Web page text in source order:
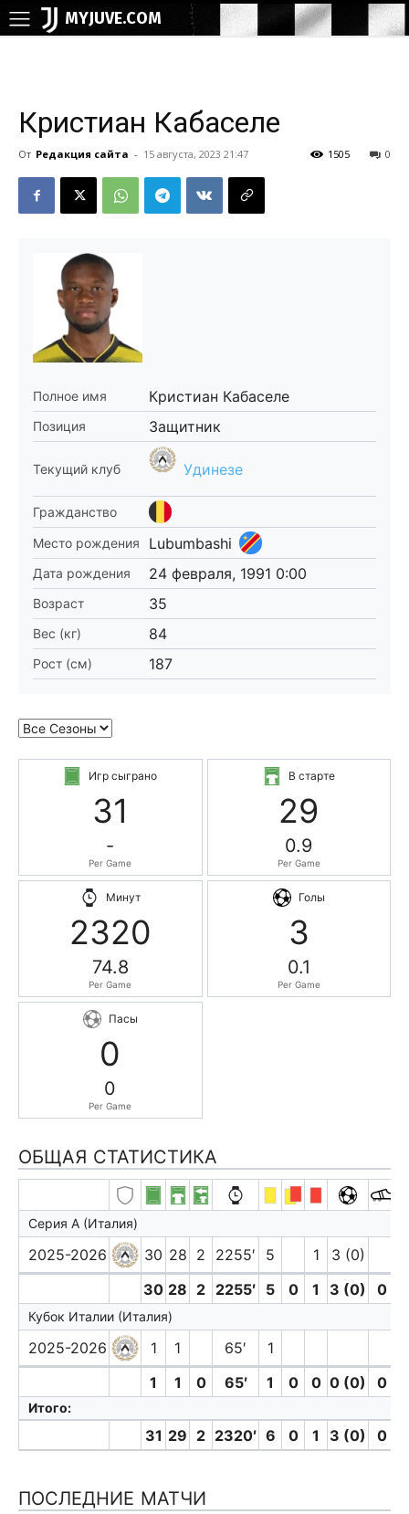
MYJUVE.COM
Кристиан Кабаселе
От Редакция сайта - 15 августа, 2023 21:47 0
1505
Полное имя Кристиан Кабаселе
Позиция Защитник
Текущий клуб Удинезе
Гражданство
Место рождения
Lubumbashi
Дата рождения 24 февраля, 1991 0:00
Возраст 35
Вес (кг) 84
Рост (см) 187
Игр сыграно
31
-
Per Game
В старте
29
0.9
Per Game
Минут
2320
74.8
Per Game
Голы
3
0.1
Per Game
Пасы
0
0
Per Game
ОБЩАЯ СТАТИСТИКА
Серия А (Италия)
2025-2026 30 28 2 2255′ 5 1
3 (0)
30 28 2 2255′ 5 0 1 3 (0) 0
Кубок Италии (Италия)
2025-2026 1 1 65′
1
1
1 0 65′ 1 0 0 0 (0) 0
Итого:
31 29 2 2320′ 6 0 1 3 (0) 0
ПОСЛЕДНИЕ МАТЧИ